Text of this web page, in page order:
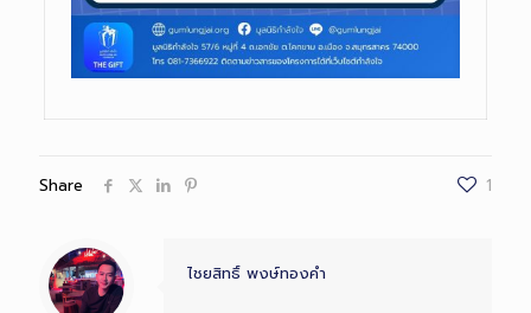
Share 1
ไชยสิทธิ์ พงษ์ทองคำ